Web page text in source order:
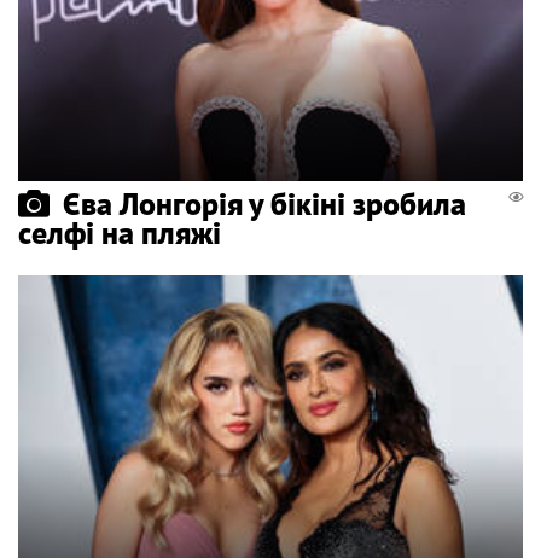
Єва Лонгорія у бікіні зробила
селфі на пляжі